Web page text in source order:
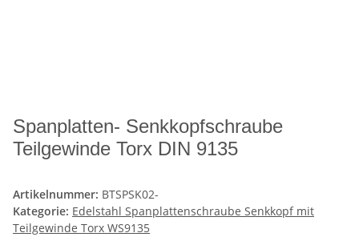
Spanplatten- Senkkopfschraube
Teilgewinde Torx DIN 9135
Artikelnummer: BTSPSK02-
Kategorie: Edelstahl Spanplattenschraube Senkkopf mit
Teilgewinde Torx WS9135